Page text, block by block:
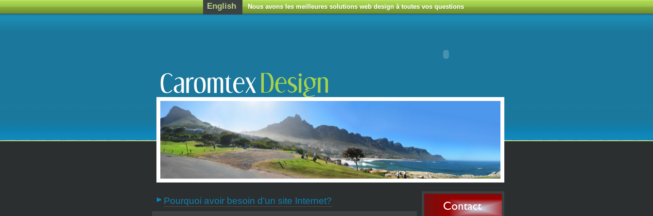
English Nous avons les meilleures solutions web design à toutes vos questions
Pourquoi avoir besoin d’un site Internet?